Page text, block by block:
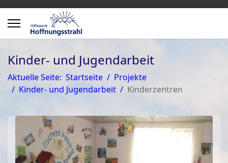
Kinder- und Jugendarbeit
Aktuelle Seite: Startseite
Projekte
Kinder- und Jugendarbeit
Kinderzentren